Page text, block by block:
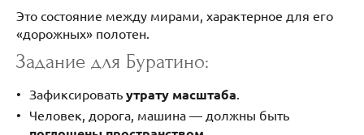
Это состояние между мирами, характерное для его
«дорожных» полотен.
Задание для Буратино:
Зафиксировать утрату масштаба
Человек, дорога, машина — должны быть